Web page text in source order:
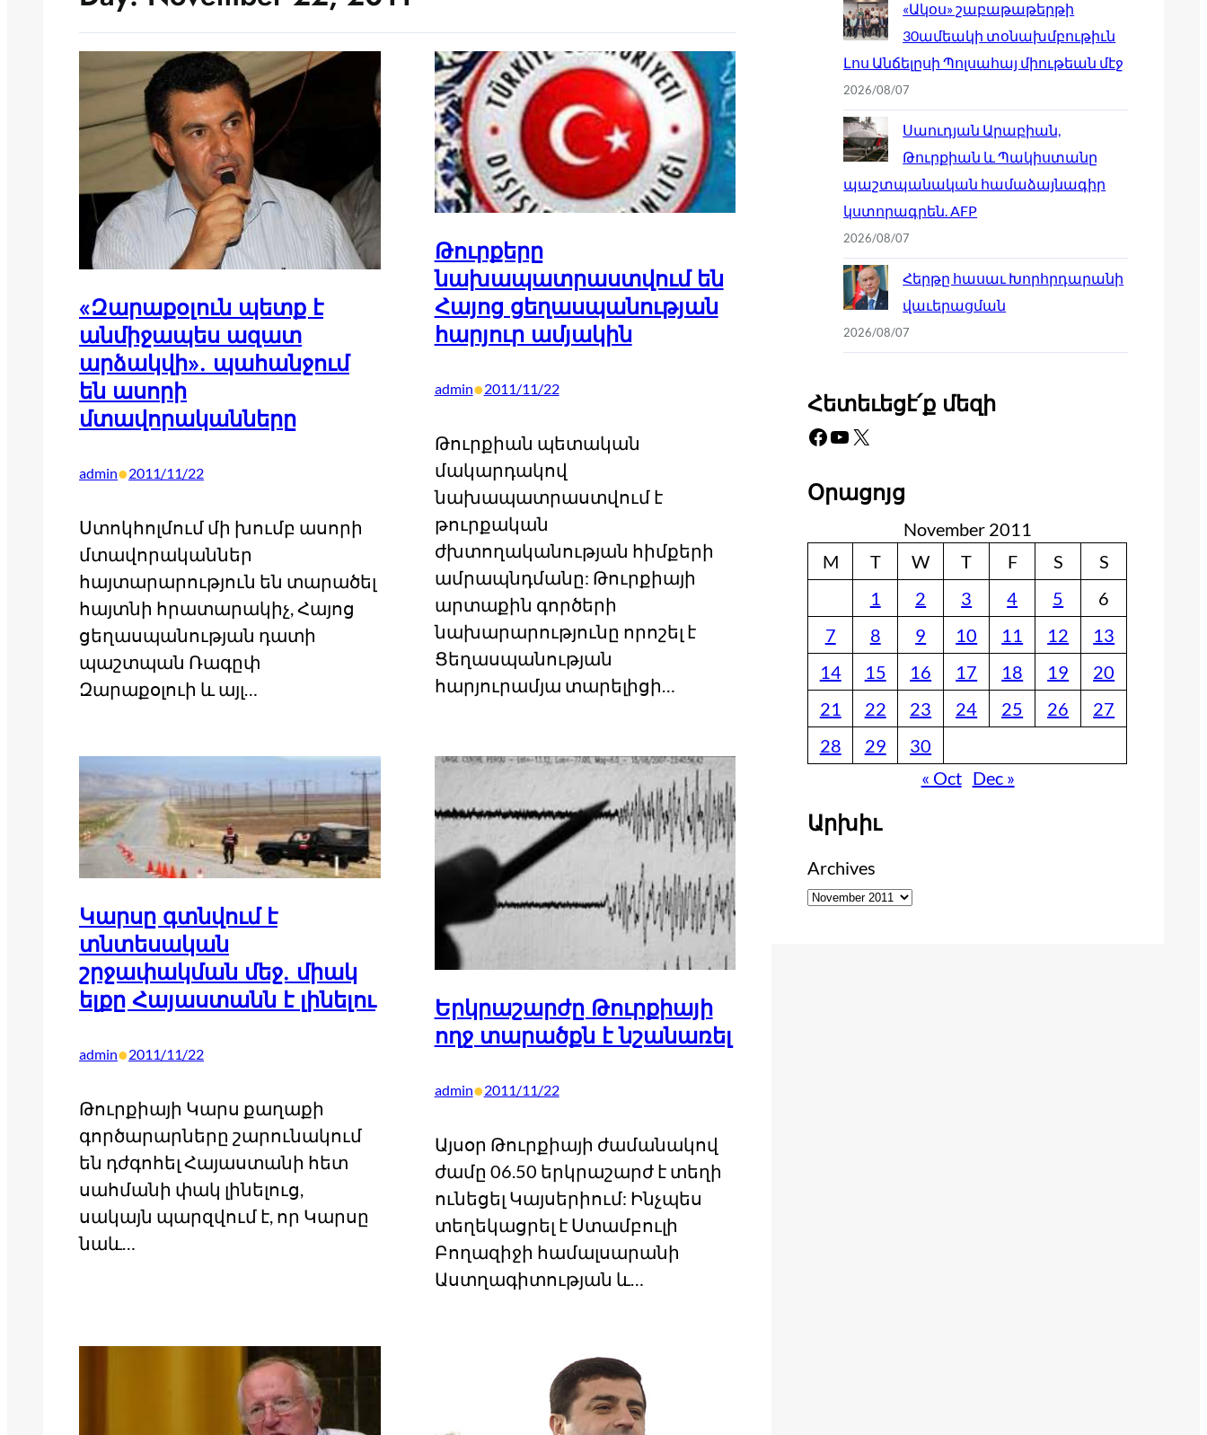
«Զարաքօլուն պետք է
անմիջապես ազատ
արձակվի». պահանջում
են ասորի
մտավորականները
admin•2011/11/22
Ստոկհոլմում մի խումբ ասորի
մտավորականներ
հայտարարություն են տարածել
հայտնի հրատարակիչ, Հայոց
ցեղասպանության դատի
պաշտպան Ռագըփ
Զարաքօլուի և այլ…
Թուրքերը
նախապատրաստվում են
Հայոց ցեղասպանության
հարյուր ամյակին
admin•2011/11/22
Թուրքիան պետական
մակարդակով
նախապատրաստվում է
թուրքական
ժխտողականության հիմքերի
ամրապնդմանը: Թուրքիայի
արտաքին գործերի
նախարարությունը որոշել է
Ցեղասպանության
հարյուրամյա տարելիցի…
Կարսը գտնվում է
տնտեսական
շրջափակման մեջ. միակ
ելքը Հայաստանն է լինելու
admin•2011/11/22
Թուրքիայի Կարս քաղաքի
գործարարները շարունակում
են դժգոհել Հայաստանի հետ
սահմանի փակ լինելուց,
սակայն պարզվում է, որ Կարսը
նաև…
Երկրաշարժը Թուրքիայի
ողջ տարածքն է նշանառել
admin•2011/11/22
Այսօր Թուրքիայի ժամանակով
ժամը 06.50 երկրաշարժ է տեղի
ունեցել Կայսերիում: Ինչպես
տեղեկացրել է Ստամբուլի
Բողազիջի համալսարանի
Աստղագիտության և…
«Ակօս» շաբաթաթերթի
30ամեակի տօնախմբութիւն
Լոս Անճելըսի Պոլսահայ միութեան մէջ
2026/08/07
Սաուդյան Արաբիան,
Թուրքիան և Պակիստանը
պաշտպանական համաձայնագիր
կստորագրեն. AFP
2026/08/07
Հերթը հասաւ Խորհրդարանի
վաւերացման
2026/08/07
Հետեւեցէ՛ք մեզի
Facebook YouTube X
Օրացոյց
November 2011
M
T W T F S
S
1
2 3 4 5
6
7
8 9 10 11 12
13
14
15 16 17 18 19
20
21
22 23 24 25 26
27
28
29
30
« Oct Dec »
Արխիւ
Archives